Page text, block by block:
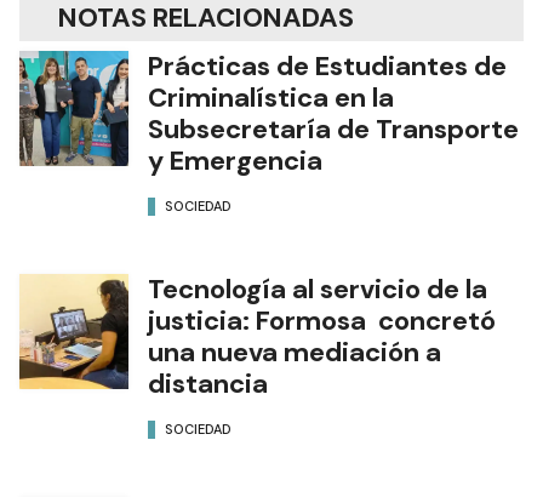
NOTAS RELACIONADAS
Prácticas de Estudiantes de
Criminalística en la
Subsecretaría de Transporte
y Emergencia
SOCIEDAD
Tecnología al servicio de la
justicia: Formosa concretó
una nueva mediación a
distancia
SOCIEDAD